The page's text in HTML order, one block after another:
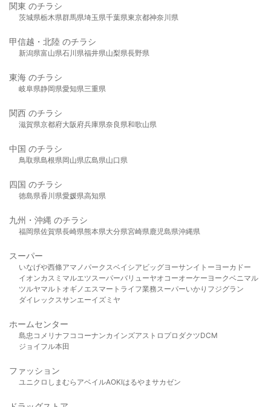
関東 のチラシ
茨城県栃木県群馬県埼玉県千葉県東京都神奈川県
甲信越・北陸 のチラシ
新潟県富山県石川県福井県山梨県長野県
東海 のチラシ
岐阜県静岡県愛知県三重県
関西 のチラシ
滋賀県京都府大阪府兵庫県奈良県和歌山県
中国 のチラシ
鳥取県島根県岡山県広島県山口県
四国 のチラシ
徳島県香川県愛媛県高知県
九州・沖縄 のチラシ
福岡県佐賀県長崎県熊本県大分県宮崎県鹿児島県沖縄県
スーパー
いなげや西條アマノパークスベイシア ビッグヨーサンイトーヨーカドー
イオンカスミ マルエツスーパーバリューヤオコーオーケー ヨークベニマル
ツルヤマルト オギノ エスマート ライフ業務スーパーいかり フジグラン
ダイレックスサンエーイズミヤ
ホームセンター
島忠 コメリ ナフコ コーナンカインズアストロプロダクツDCM
ジョイフル本田
ファッション
ユニクロ しまむら アベイルAOKIはるやま サカゼン